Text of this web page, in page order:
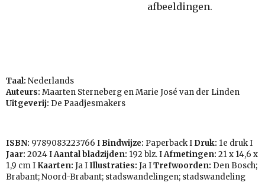
afbeeldingen.
Taal: Nederlands
Auteurs: Maarten Sterneberg en Marie José van der Linden
Uitgeverij: De Paadjesmakers
ISBN: 9789083223766 I Bindwijze: Paperback I Druk: 1e druk I
Jaar: 2024 IAantal bladzijden: 192 blz. IAfmetingen: 21 x 14,6 x
1,9 cm I Kaarten: Ja IIllustraties: Ja ITrefwoorden: Den Bosch;
Brabant; Noord-Brabant; stadswandelingen; stadswandeling